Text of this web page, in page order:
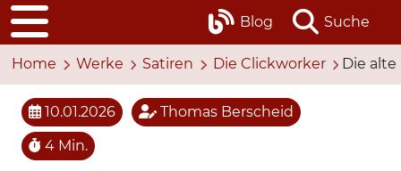
Blog Suche
Home Werke Satiren Die Clickworker Die
10.01.2026
Thomas Berscheid
4 Min.